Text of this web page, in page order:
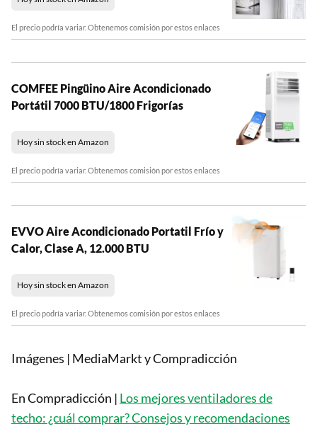
El precio podría variar. Obtenemos comisión por estos enlaces
COMFEE Pingüino Aire Acondicionado
Portátil 7000 BTU/1800 Frigorías
Hoy sin stock en Amazon
El precio podría variar. Obtenemos comisión por estos enlaces
EVVO Aire Acondicionado Portatil Frío y
Calor, Clase A, 12.000 BTU
Hoy sin stock en Amazon
El precio podría variar. Obtenemos comisión por estos enlaces
Imágenes | MediaMarkt y Compradicción
En Compradicción | Los mejores ventiladores de
techo: ¿cuál comprar? Consejos y recomendaciones